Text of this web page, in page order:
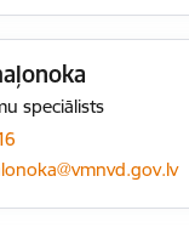
speciālists